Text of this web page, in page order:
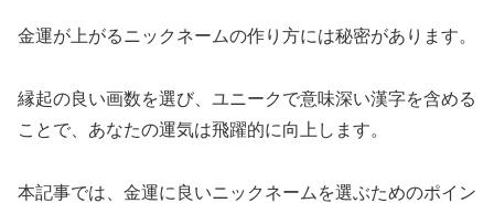
金運が上がるニックネームの作り方には秘密があります。
縁起の良い画数を選び、ユニークで意味深い漢字を含める
ことで、あなたの運気は飛躍的に向上します。
本記事では、金運に良いニックネームを選ぶためのポイン